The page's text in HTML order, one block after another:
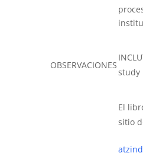
OBSERVACIONES
study
El
sitio